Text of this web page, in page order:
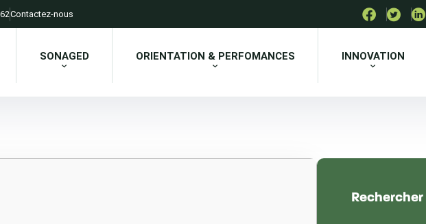
Contactez-nous
SONAGED ORIENTATION & PERFOMANCES INNOVATION
Rechercher